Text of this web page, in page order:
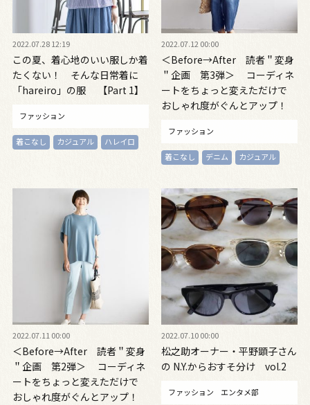
2022.07.28 12:19
この夏、着心地のいい服しか着
たくない！ そんな日常着に
「hareiro」の服 【Part 1】
ファッション
着こなし カジュアル ハレイロ
2022.07.12 00:00
＜Before→After 読者＂変身
＂企画 第3弾＞ コーディネ
ートをちょっと変えただけで
おしゃれ度がぐんとアップ！
ファッション
着こなし デニム カジュアル
2022.07.11 00:00
＜Before→After 読者＂変身
＂企画 第2弾＞ コーディネ
ートをちょっと変えただけで
おしゃれ度がぐんとアップ！
2022.07.10 00:00
松之助オーナー・平野顕子さん
の N.Y.からおすそ分け vol.2
ファッション エンタメ部